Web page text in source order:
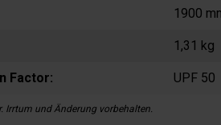
1900
1,31 kg
Factor: UPF 50
Irrtum und Änderung vorbehalten.